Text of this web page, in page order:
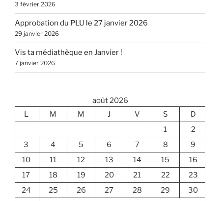
3 février 2026
Approbation du PLU le 27 janvier 2026
29 janvier 2026
Vis ta médiathèque en Janvier !
7 janvier 2026
août 2026
L
M M J V S
D
1
2
3
4 5 6 7 8
9
10
11 12 13 14 15
16
17
18 19 20 21 22
23
24
25 26 27 28 29
30